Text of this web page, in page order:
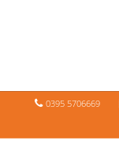
0395 5706669